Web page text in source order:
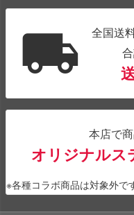
全国送
本店で
オリジナルス
※各種コラボ商品は対象外で